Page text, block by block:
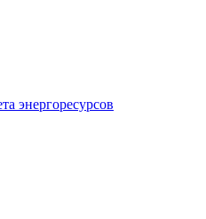
энергоресурсов